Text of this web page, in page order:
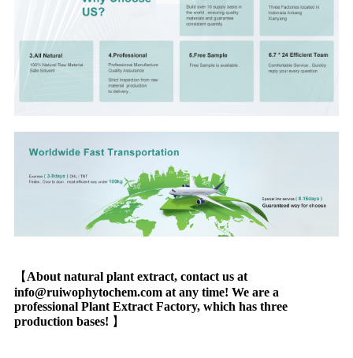
【 About natural plant extract, contact us at
info@ruiwophytochem.com at any time! We are a
professional Plant Extract Factory, which has three
production bases! 】